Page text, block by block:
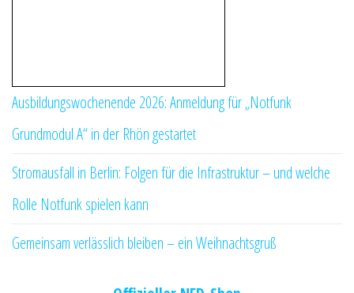
Ausbildungswochenende 2026: Anmeldung für „Notfunk
Grundmodul A“ in der Rhön gestartet
Stromausfall in Berlin: Folgen für die Infrastruktur – und welche
Rolle Notfunk spielen kann
Gemeinsam verlässlich bleiben – ein Weihnachtsgruß